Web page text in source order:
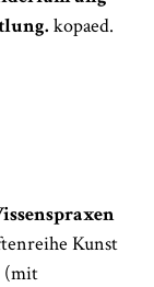
kopaed.
Kunst
(mit